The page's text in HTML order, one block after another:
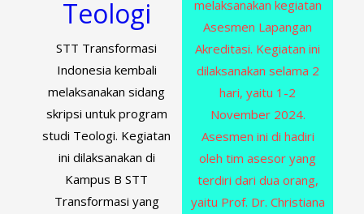
Teologi
STT Transformasi
Indonesia kembali
melaksanakan sidang
skripsi untuk program
studi Teologi. Kegiatan
ini dilaksanakan di
Kampus B STT
Transformasi yang
melaksanakan kegiatan
Asesmen Lapangan
Akreditasi. Kegiatan ini
dilaksanakan selama 2
hari, yaitu 1-2
November 2024.
Asesmen ini di hadiri
oleh tim asesor yang
terdiri dari dua orang,
yaitu Prof. Dr. Christiana